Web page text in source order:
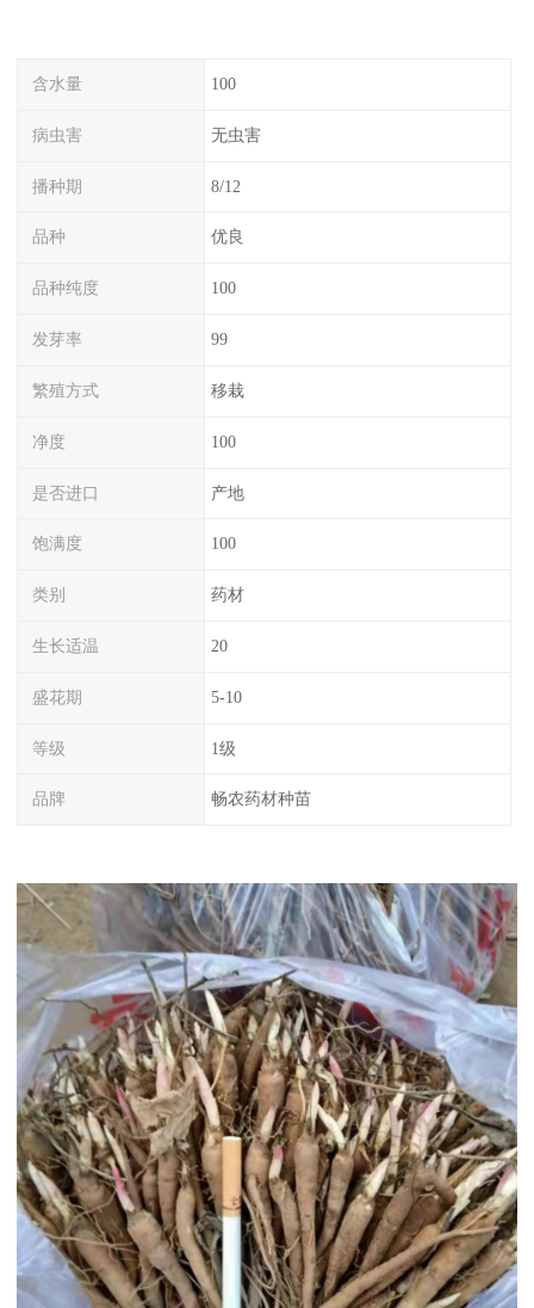
含水量 100
病虫害 无虫害
播种期 8/12
品种 优良
品种纯度 100
发芽率 99
繁殖方式 移栽
净度 100
是否进口 产地
饱满度 100
类别 药材
生长适温 20
盛花期 5-10
等级 1级
品牌 畅农药材种苗